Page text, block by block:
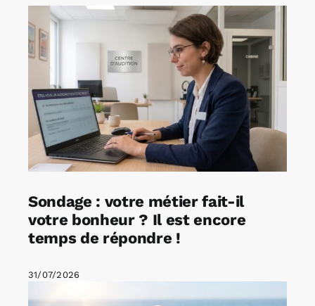
Sondage : votre métier fait-il
votre bonheur ? Il est encore
temps de répondre !
31/07/2026